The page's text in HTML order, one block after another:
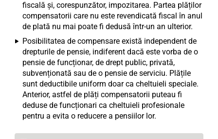
fiscală și, corespunzător, impozitarea. Partea plăților
compensatorii care nu este revendicată fiscal în anul
de plată nu mai poate fi dedusă într-un an ulterior.
Posibilitatea de compensare există independent de
drepturile de pensie, indiferent dacă este vorba de o
pensie de funcționar, de drept public, privată,
subvenționată sau de o pensie de serviciu. Plățile
sunt deductibile uniform doar ca cheltuieli speciale.
Anterior, astfel de plăți compensatorii puteau fi
deduse de funcționari ca cheltuieli profesionale
pentru a evita o reducere a pensiilor lor.